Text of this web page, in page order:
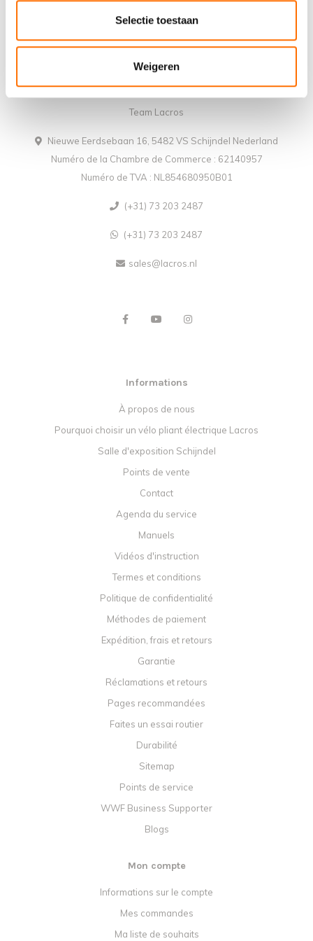
Selectie toestaan
Weigeren
Team Lacros
Nieuwe Eerdsebaan 16, 5482 VS Schijndel Nederland
Numéro de la Chambre de Commerce : 62140957
Numéro de TVA : NL854680950B01
(+31) 73 203 2487
(+31) 73 203 2487
sales@lacros.nl
Informations
À propos de nous
Pourquoi choisir un vélo pliant électrique Lacros
Salle d'exposition Schijndel
Points de vente
Contact
Agenda du service
Manuels
Vidéos d'instruction
Termes et conditions
Politique de confidentialité
Méthodes de paiement
Expédition, frais et retours
Garantie
Réclamations et retours
Pages recommandées
Faites un essai routier
Durabilité
Sitemap
Points de service
WWF Business Supporter
Blogs
Mon compte
Informations sur le compte
Mes commandes
Ma liste de souhaits